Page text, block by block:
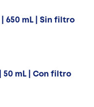
650 mL | Sin filtro
50 mL | Con filtro